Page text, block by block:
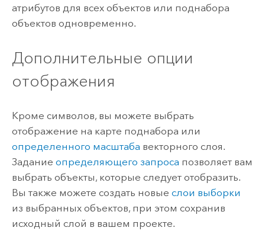
атрибутов для всех объектов или поднабора
объектов одновременно.
Дополнительные опции
отображения
Кроме символов, вы можете выбрать
отображение на карте поднабора или
определенного масштаба векторного слоя.
Задание определяющего запроса позволяет вам
выбрать объекты, которые следует отобразить.
Вы также можете создать новые слои выборки
из выбранных объектов, при этом сохранив
исходный слой в вашем проекте.